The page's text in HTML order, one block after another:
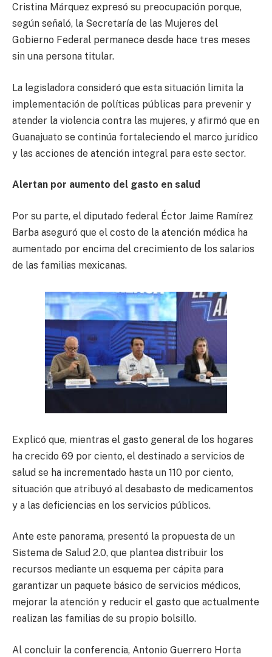
Cristina Márquez expresó su preocupación porque,
según señaló, la Secretaría de las Mujeres del
Gobierno Federal permanece desde hace tres meses
sin una persona titular.
La legisladora consideró que esta situación limita la
implementación de políticas públicas para prevenir y
atender la violencia contra las mujeres, y afirmó que en
Guanajuato se continúa fortaleciendo el marco jurídico
y las acciones de atención integral para este sector.
Alertan por aumento del gasto en salud
Por su parte, el diputado federal Éctor Jaime Ramírez
Barba aseguró que el costo de la atención médica ha
aumentado por encima del crecimiento de los salarios
de las familias mexicanas.
Explicó que, mientras el gasto general de los hogares
ha crecido 69 por ciento, el destinado a servicios de
salud se ha incrementado hasta un 110 por ciento,
situación que atribuyó al desabasto de medicamentos
y a las deficiencias en los servicios públicos.
Ante este panorama, presentó la propuesta de un
Sistema de Salud 2.0, que plantea distribuir los
recursos mediante un esquema per cápita para
garantizar un paquete básico de servicios médicos,
mejorar la atención y reducir el gasto que actualmente
realizan las familias de su propio bolsillo.
Al concluir la conferencia, Antonio Guerrero Horta